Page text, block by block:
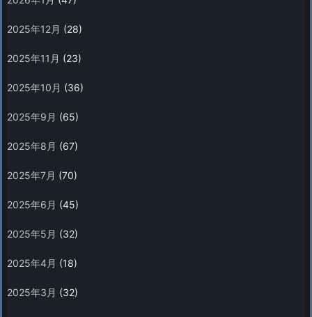
2025年12月 (28)
2025年11月 (23)
2025年10月 (36)
2025年9月 (65)
2025年8月 (67)
2025年7月 (70)
2025年6月 (45)
2025年5月 (32)
2025年4月 (18)
2025年3月 (32)